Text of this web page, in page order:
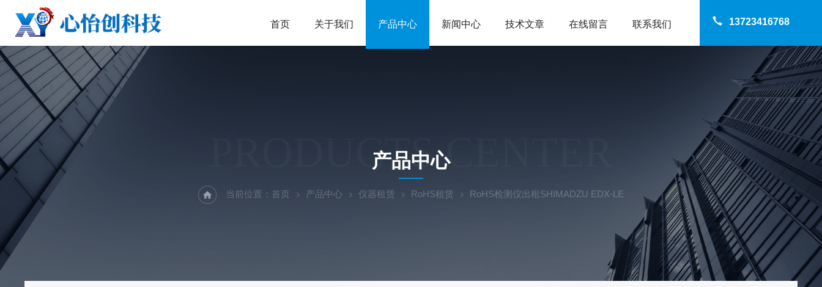
13723416768
首页 关于我们 产品中心 新闻中心 技术文章 在线留言 联系我们
PRODUCTS CENTER
产品中心
当前位置： 首页 产品中心 仪器租赁 RoHS租赁 RoHS检测仪出租SHIMADZU EDX-LE